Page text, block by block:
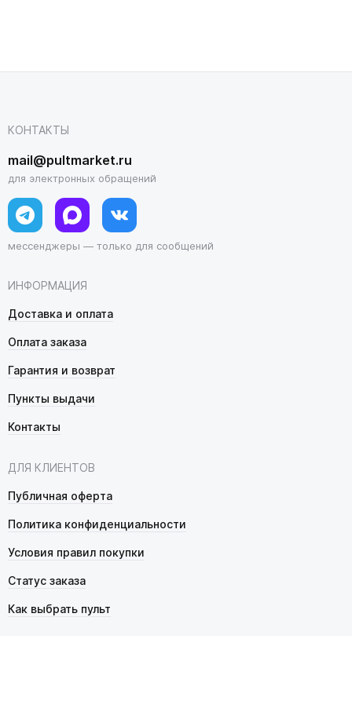
ИНФОРМАЦИЯ
Доставка и оплата
Оплата заказа
Гарантия и возврат
Пункты выдачи
Контакты
ДЛЯ КЛИЕНТОВ
Публичная оферта
Политика конфиденциальности
Условия правил покупки
Статус заказа
Как выбрать пульт
КОНТАКТЫ
mail@pultmarket.ru
для электронных обращений
мессенджеры — только для сообщений